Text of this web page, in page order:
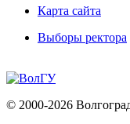
Карта сайта
Выборы ректора
© 2000-2026